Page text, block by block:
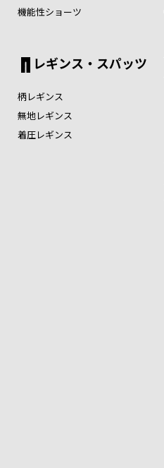
機能性ショーツ
レギンス・スパッツ
柄レギンス
無地レギンス
着圧レギンス